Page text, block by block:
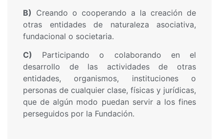
B) Creando o cooperando a la creación de
otras entidades de naturaleza asociativa,
fundacional o societaria.
C) Participando o colaborando en el
desarrollo de las actividades de otras
entidades, organismos, instituciones o
personas de cualquier clase, físicas y jurídicas,
que de algún modo puedan servir a los fines
perseguidos por la Fundación.